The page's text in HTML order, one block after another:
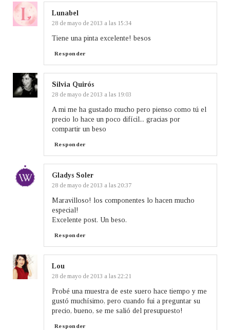
Lunabel
28 de mayo de 2013 a las 15:34
Tiene una pinta excelente! besos
Responder
Silvia Quirós
28 de mayo de 2013 a las 19:03
A mi me ha gustado mucho pero pienso como tú el
precio lo hace un poco difícil... gracias por
compartir un beso
Responder
Gladys Soler
28 de mayo de 2013 a las 20:37
Maravilloso! los componentes lo hacen mucho
especial!
Excelente post. Un beso.
Responder
Lou
28 de mayo de 2013 a las 22:21
Probé una muestra de este suero hace tiempo y me
gustó muchísimo, pero cuando fui a preguntar su
precio, bueno, se me salió del presupuesto!
Responder